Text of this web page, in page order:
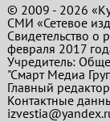
© 2009 - 2026
СМИ «Сетевое
Свидетельство
февраля 2017
Учредитель:
"Смарт Медиа
Главный
Контактные